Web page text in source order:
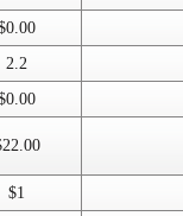
2.2
$1